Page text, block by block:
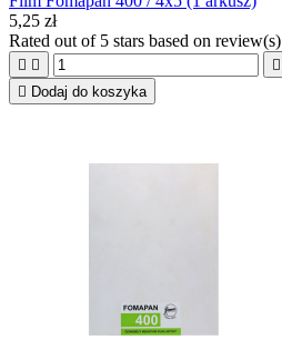
5,25 zł
Rated out of 5 stars based on review(s)
  
 Dodaj do koszyka